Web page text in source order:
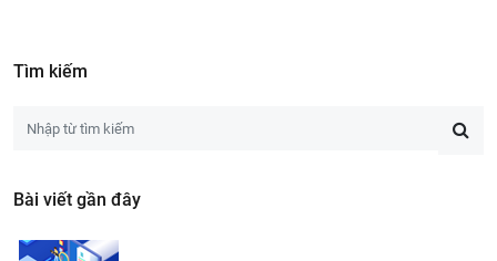
Tìm kiếm
Bài viết gần đây